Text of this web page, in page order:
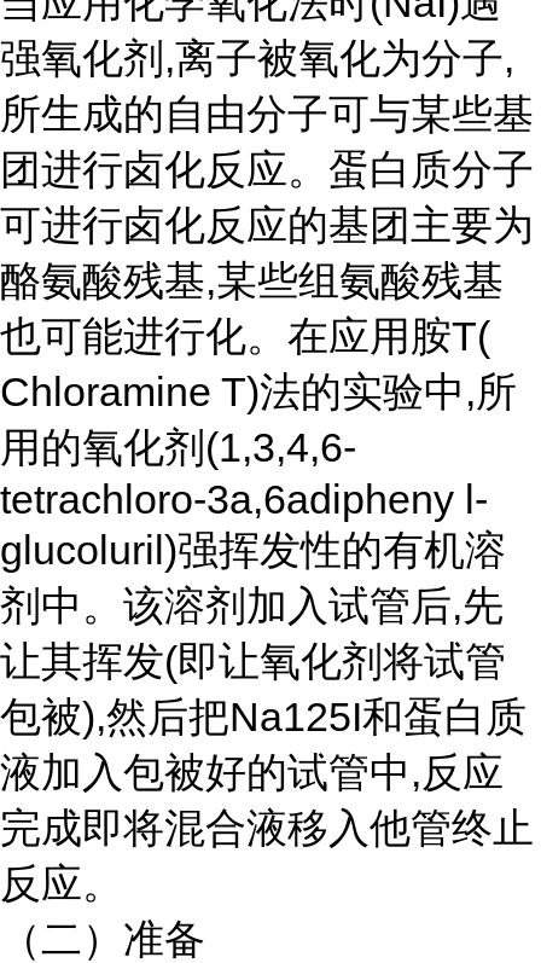
强氧化剂,离子被氧化为分子,
所生成的自由分子可与某些基
团进行卤化反应。蛋白质分子
可进行卤化反应的基团主要为
酪氨酸残基,某些组氨酸残基
也可能进行化。在应用胺T(
Chloramine T)法的实验中,所
用的氧化剂(1,3,4,6-
tetrachloro-3a,6adipheny l-
glucoluril)强挥发性的有机溶
剂中。该溶剂加入试管后,先
让其挥发(即让氧化剂将试管
包被),然后把Na125I和蛋白质
液加入包被好的试管中,反应
完成即将混合液移入他管终止
反应。
（二）准备